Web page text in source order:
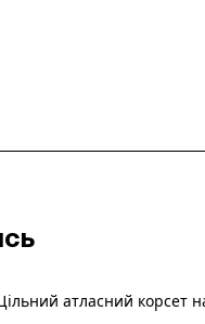
атласний корсет